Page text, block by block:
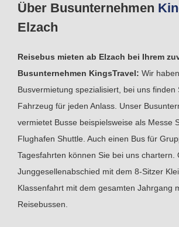
Über Busunternehmen
Elzach
Reisebus mieten ab Elzach bei Ihrem
Busunternehmen KingsTravel: Wir
Busvermietung spezialisiert, bei uns finden
Fahrzeug für jeden Anlass. Unser
vermietet Busse beispielsweise als Messe
Flughafen Shuttle. Auch einen Bus für
Tagesfahrten können Sie bei uns chartern.
Junggesellenabschied mit dem 8-Sitzer
Klassenfahrt mit dem gesamten Jahrgang
Reisebussen.